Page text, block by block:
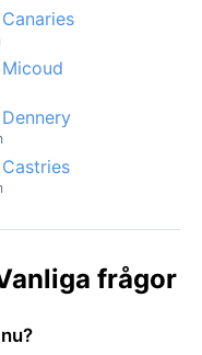
frågor